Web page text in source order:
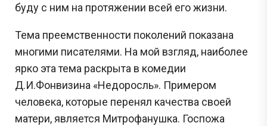
буду с ним на протяжении всей его жизни.
Тема преемственности поколений показана
многими писателями. На мой взгляд, наиболее
ярко эта тема раскрыта в комедии
Д.И.Фонвизина «Недоросль». Примером
человека, которые перенял качества своей
матери, является Митрофанушка. Госпожа